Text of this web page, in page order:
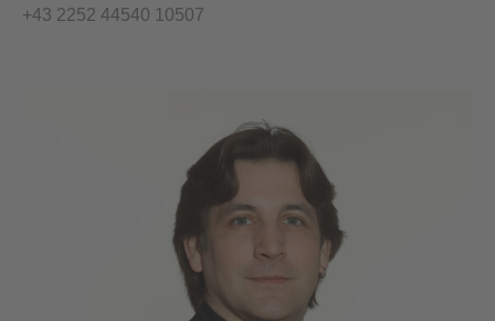
+43 2252 44540 10507